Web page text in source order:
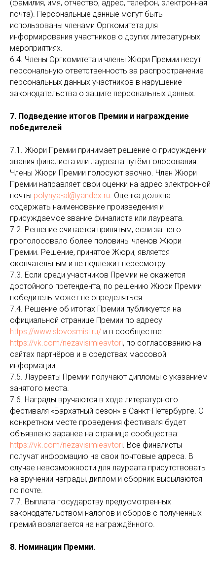
(фамилия, имя, отчество, адрес, телефон, электронная
почта). Персональные данные могут быть
использованы членами Оргкомитета для
информирования участников о других литературных
мероприятиях.
6.4. Члены Оргкомитета и члены Жюри Премии несут
персональную ответственность за распространение
персональных данных участников в нарушение
законодательства о защите персональных данных.
7. Подведение итогов Премии и награждение
победителей
7.1. Жюри Премии принимает решение о присуждении
звания финалиста или лауреата путём голосования.
Члены Жюри Премии голосуют заочно. Член Жюри
Премии направляет свои оценки на адрес электронной
почты polynya-al@yandex.ru. Оценка должна
содержать наименование произведения и
присуждаемое звание финалиста или лауреата.
7.2. Решение считается принятым, если за него
проголосовало более половины членов Жюри
Премии. Решение, принятое Жюри, является
окончательным и не подлежит пересмотру.
7.3. Если среди участников Премии не окажется
достойного претендента, по решению Жюри Премии
победитель может не определяться.
7.4. Решение об итогах Премии публикуется на
официальной странице Премии по адресу
https://www.slovosmisl.ru/ и в сообществе:
https://vk.com/nezavisimieavtori, по согласованию на
сайтах партнёров и в средствах массовой
информации.
7.5. Лауреаты Премии получают дипломы с указанием
занятого места.
7.6. Награды вручаются в ходе литературного
фестиваля «Бархатный сезон» в Санкт-Петербурге. О
конкретном месте проведения фестиваля будет
объявлено заранее на странице сообщества:
https://vk.com/nezavisimieavtori. Все финалисты
получат информацию на свои почтовые адреса. В
случае невозможности для лауреата присутствовать
на вручении награды, диплом и сборник высылаются
по почте.
7.7. Выплата государству предусмотренных
законодательством налогов и сборов с полученных
премий возлагается на награждённого.
8. Номинации Премии.